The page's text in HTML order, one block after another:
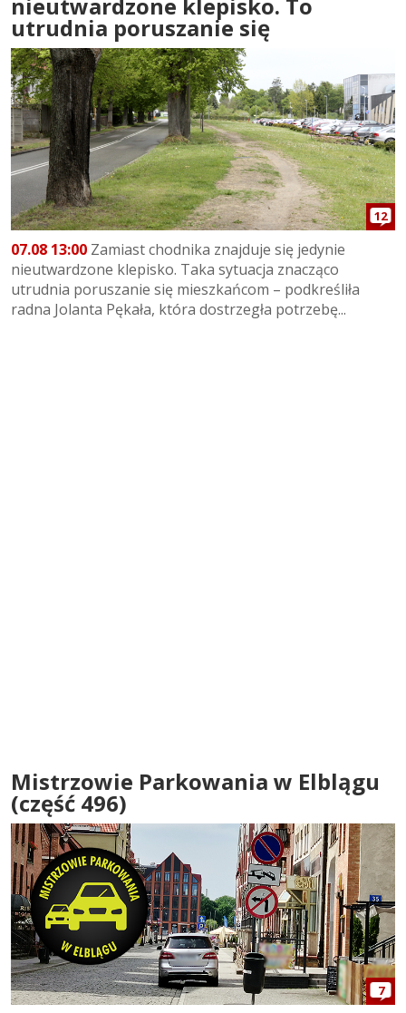
nieutwardzone klepisko. To
utrudnia poruszanie się
12
07.08 13:00 Zamiast chodnika znajduje się jedynie
nieutwardzone klepisko. Taka sytuacja znacząco
utrudnia poruszanie się mieszkańcom – podkreśliła
radna Jolanta Pękała, która dostrzegła potrzebę...
Mistrzowie Parkowania w Elblągu
(część 496)
7